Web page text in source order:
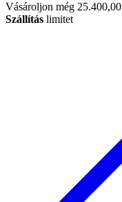
Vásároljon még 25.400,00
Szállítás limitet